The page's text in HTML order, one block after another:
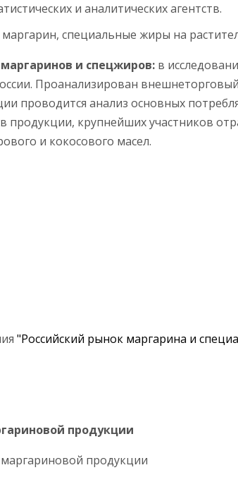
и аналитических агентств.
маргарин, специальные жиры на
и спецжиров: в
Проанализирован
проводится анализ основных
продукции, крупнейших участников
и кокосового масел.
"Российский рынок маргарина и
продукции
маргариновой продукции